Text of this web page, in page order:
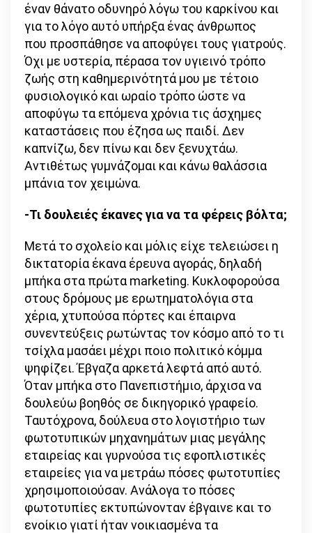
έναν θάνατο οδυνηρό λόγω του καρκίνου και
για το λόγο αυτό υπήρξα ένας άνθρωπος
που προσπάθησε να αποφύγει τους γιατρούς.
Όχι με υστερία, πέρασα τον υγιεινό τρόπο
ζωής στη καθημερινότητά μου με τέτοιο
φυσιολογικό και ωραίο τρόπο ώστε να
αποφύγω τα επόμενα χρόνια τις άσχημες
καταστάσεις που έζησα ως παιδί. Δεν
καπνίζω, δεν πίνω και δεν ξενυχτάω.
Αντιθέτως γυμνάζομαι και κάνω θαλάσσια
μπάνια τον χειμώνα.
-Τι δουλειές έκανες για να τα φέρεις βόλτα;
Μετά το σχολείο και μόλις είχε τελειώσει η
δικτατορία έκανα έρευνα αγοράς, δηλαδή
μπήκα στα πρώτα marketing. Κυκλοφορούσα
στους δρόμους με ερωτηματολόγια στα
χέρια, χτυπούσα πόρτες και έπαιρνα
συνεντεύξεις ρωτώντας τον κόσμο από το τι
τσίχλα μασάει μέχρι ποιο πολιτικό κόμμα
ψηφίζει. Έβγαζα αρκετά λεφτά από αυτό.
Όταν μπήκα στο Πανεπιστήμιο, άρχισα να
δουλεύω βοηθός σε δικηγορικό γραφείο.
Ταυτόχρονα, δούλευα στο λογιστήριο των
φωτοτυπικών μηχανημάτων μιας μεγάλης
εταιρείας και γυρνούσα τις εφοπλιστικές
εταιρείες για να μετράω πόσες φωτοτυπίες
χρησιμοποιούσαν. Ανάλογα το πόσες
φωτοτυπίες εκτυπώνονταν έβγαινε και το
ενοίκιο γιατί ήταν νοικιασμένα τα